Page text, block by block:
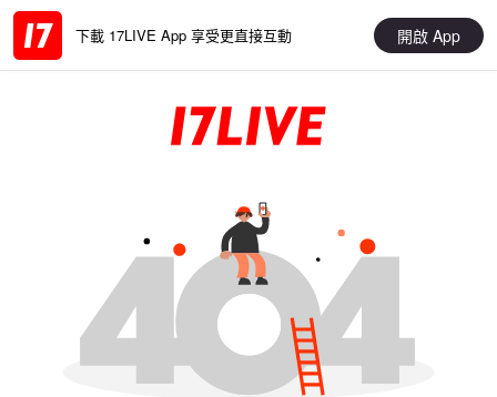
下載 17LIVE App 享受更直接互動 開啟 App